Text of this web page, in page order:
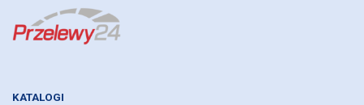
KATALOGI